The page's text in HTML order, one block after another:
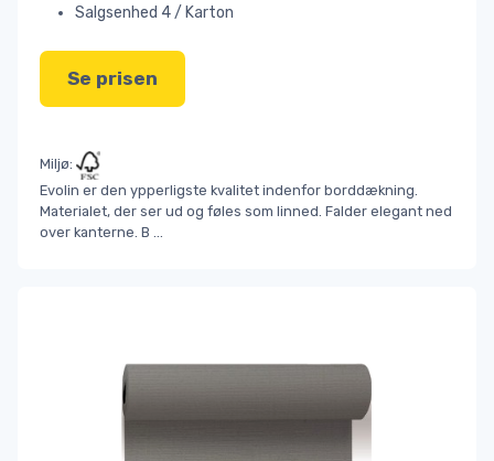
Salgsenhed 4 / Karton
Se prisen
Miljø:
Evolin er den ypperligste kvalitet indenfor borddækning.
Materialet, der ser ud og føles som linned. Falder elegant ned
over kanterne. B